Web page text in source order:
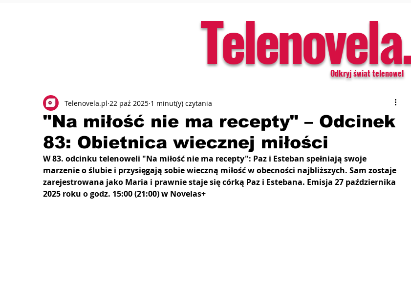
Odkryj świat telenowel
"Na miłość nie ma recepty" – Odcinek
83: Obietnica wiecznej miłości
Telenovela.pl 22 paź 2025 1 minut(y) czytania
W 83. odcinku telenoweli "Na miłość nie ma recepty": Paz i Esteban spełniają swoje
marzenie o ślubie i przysięgają sobie wieczną miłość w obecności najbliższych. Sam zostaje
zarejestrowana jako Maria i prawnie staje się córką Paz i Estebana. Emisja 27 października
2025 roku o godz. 15:00 (21:00) w Novelas+